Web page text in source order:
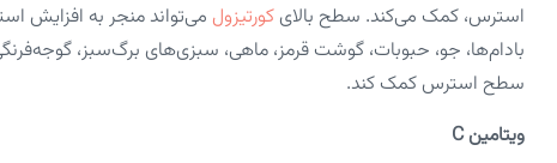
استرس، کمک می‌کند. سطح بالای کورتیزول می‌تواند منجر به افزایش
بادام‌ها، جو، حبوبات، گوشت قرمز، ماهی، سبزی‌های برگ‌سبز،
سطح استرس کمک کند.
ویتامین C